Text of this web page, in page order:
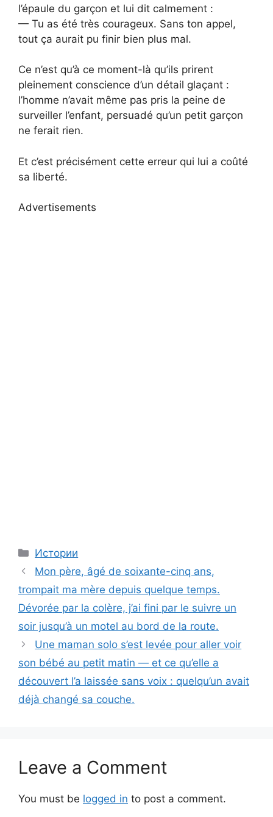
l’épaule du garçon et lui dit calmement :
— Tu as été très courageux. Sans ton appel,
tout ça aurait pu finir bien plus mal.
Ce n’est qu’à ce moment-là qu’ils prirent
pleinement conscience d’un détail glaçant :
l’homme n’avait même pas pris la peine de
surveiller l’enfant, persuadé qu’un petit garçon
ne ferait rien.
Et c’est précisément cette erreur qui lui a coûté
sa liberté.
Advertisements
Categories
Истории
Mon père, âgé de soixante-cinq ans,
trompait ma mère depuis quelque temps.
Dévorée par la colère, j’ai fini par le suivre un
soir jusqu’à un motel au bord de la route.
Une maman solo s’est levée pour aller voir
son bébé au petit matin — et ce qu’elle a
découvert l’a laissée sans voix : quelqu’un avait
déjà changé sa couche.
Leave a Comment
You must be logged in to post a comment.